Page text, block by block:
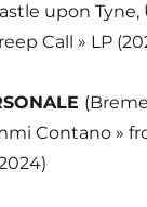
upon Tyne,
Call » LP
Contano »